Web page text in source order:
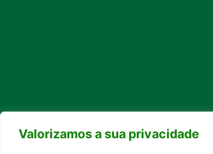
Valorizamos a sua privacidade